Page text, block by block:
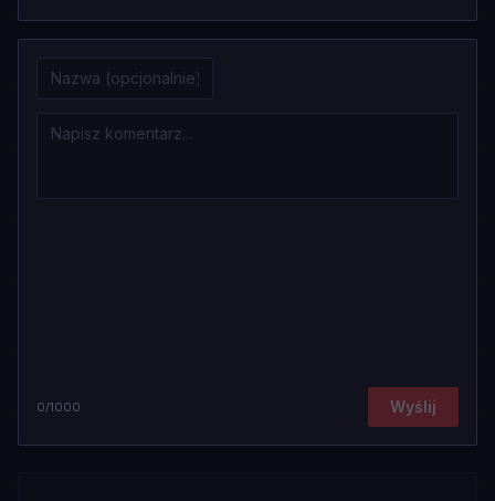
0/1000 Wyślij